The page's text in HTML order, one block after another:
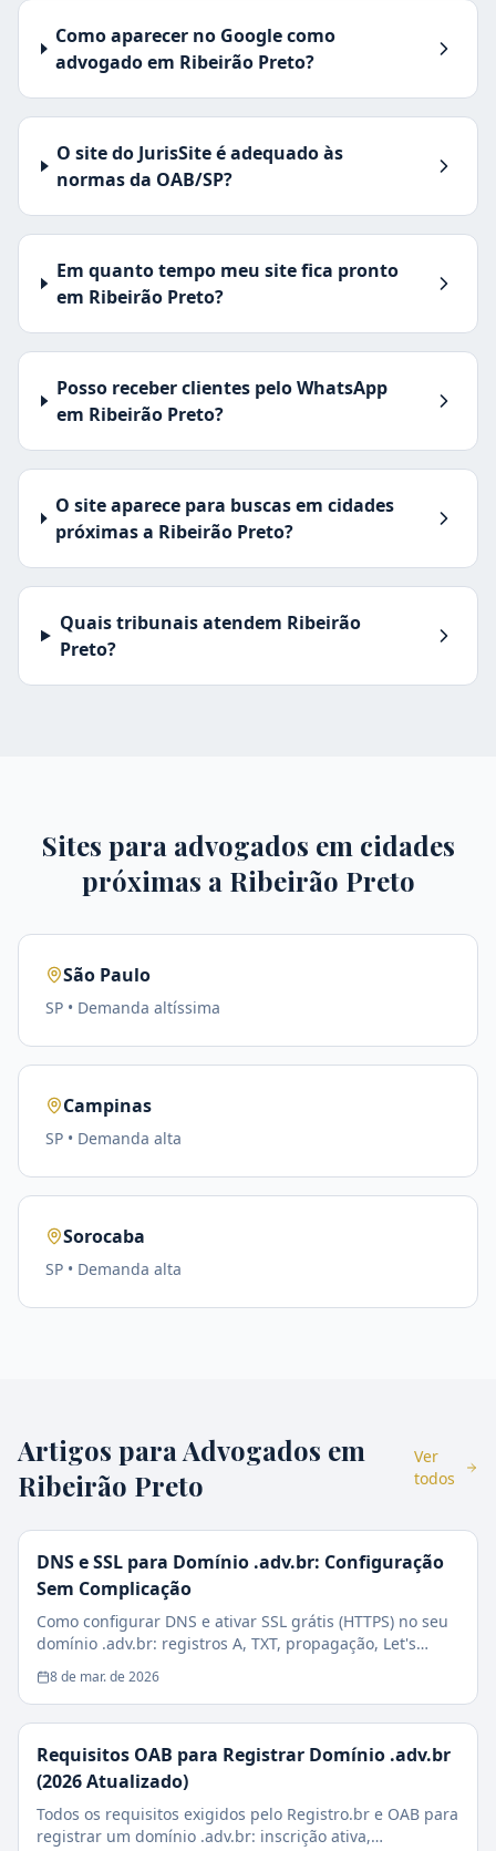
Como aparecer no Google como
advogado em Ribeirão Preto?
O site do JurisSite é adequado às
normas da OAB/SP?
Em quanto tempo meu site fica pronto
em Ribeirão Preto?
Posso receber clientes pelo WhatsApp
em Ribeirão Preto?
O site aparece para buscas em cidades
próximas a Ribeirão Preto?
Quais tribunais atendem Ribeirão
Preto?
Sites para advogados em cidades
próximas a Ribeirão Preto
São Paulo
SP • Demanda altíssima
Campinas
SP • Demanda alta
Sorocaba
SP • Demanda alta
Artigos para Advogados em
Ribeirão Preto
Ver
todos
DNS e SSL para Domínio .adv.br: Configuração
Sem Complicação
Como configurar DNS e ativar SSL grátis (HTTPS) no seu
domínio .adv.br: registros A, TXT, propagação, Let's
Encrypt e checklist de segurança.
8 de mar. de 2026
Requisitos OAB para Registrar Domínio .adv.br
(2026 Atualizado)
Todos os requisitos exigidos pelo Registro.br e OAB para
registrar um domínio .adv.br: inscrição ativa,